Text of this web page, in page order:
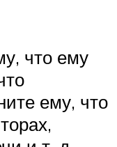
что ему
ему, что